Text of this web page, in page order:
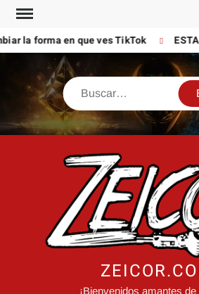
Saltar
contenido
la forma en que ves TikTok ESTA
Buscar
¡Bienvenidos amantes de